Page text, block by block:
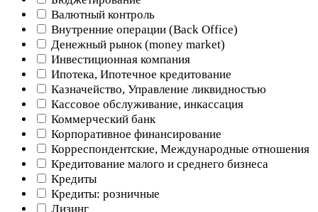
Валютный контроль
Внутренние операции (Back Office)
Денежный рынок (money market)
Инвестиционная компания
Ипотека, Ипотечное кредитование
Казначейство, Управление ликвидностью
Кассовое обслуживание, инкассация
Коммерческий банк
Корпоративное финансирование
Корреспондентские, Международные отношения
Кредитование малого и среднего бизнеса
Кредиты
Кредиты: розничные
Лизинг